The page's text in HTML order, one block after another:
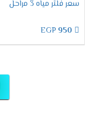
سعر فلتر مياه 3 مراحل
950